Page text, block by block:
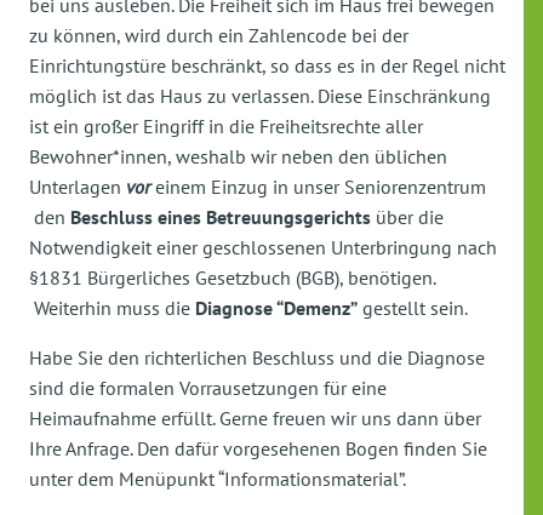
bei uns ausleben. Die Freiheit sich im Haus frei bewegen
zu können, wird durch ein Zahlencode bei der
Einrichtungstüre beschränkt, so dass es in der Regel nicht
möglich ist das Haus zu verlassen. Diese Einschränkung
ist ein großer Eingriff in die Freiheitsrechte aller
Bewohner*innen, weshalb wir neben den üblichen
Unterlagen voreinem Einzug in unser Seniorenzentrum
den Beschluss eines Betreuungsgerichts über die
Notwendigkeit einer geschlossenen Unterbringung nach
§1831 Bürgerliches Gesetzbuch (BGB), benötigen.
Weiterhin muss die Diagnose “Demenz” gestellt sein.
Habe Sie den richterlichen Beschluss und die Diagnose
sind die formalen Vorrausetzungen für eine
Heimaufnahme erfüllt. Gerne freuen wir uns dann über
Ihre Anfrage. Den dafür vorgesehenen Bogen finden Sie
unter dem Menüpunkt “Informationsmaterial”.